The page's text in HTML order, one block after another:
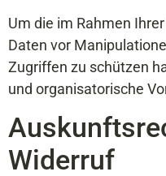
Um die im Rahmen
Daten vor
Zugriffen zu schützen
und organisatorische
Widerruf